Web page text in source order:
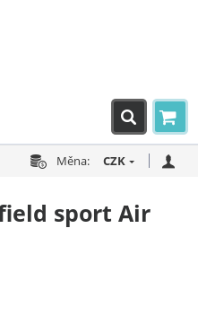
Měna: CZK
sport Air